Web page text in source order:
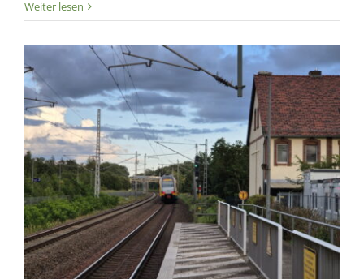
Weiter lesen